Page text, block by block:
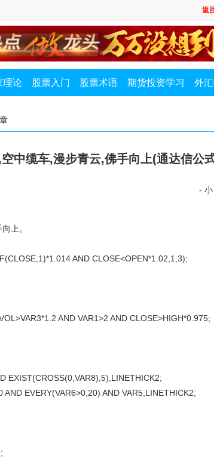
返
理论 股票入门 股票术语 期货投资学习 外
中缆车,漫步青云,佛手向上(通达信公
- 小
上。
AND CLOSE<OPEN*1.02,1,3);
AND VAR1>2 AND CLOSE>HIGH*0.975;
EXIST(CROSS(0,VAR8),5),LINETHICK2;
EVERY(VAR6>0,20) AND VAR5,LINETHICK2;